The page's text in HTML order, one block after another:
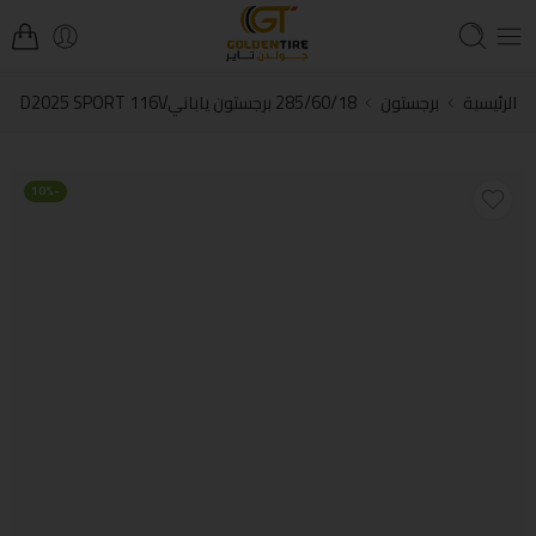
الرئيسية برجستون 285/60/18 برجستون يابانيD2025 SPORT 116V
-10%